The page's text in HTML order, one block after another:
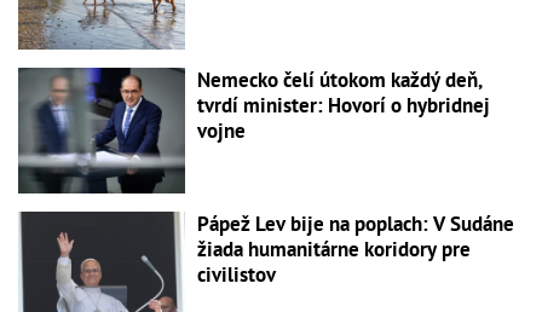
Nemecko čelí útokom každý deň,
tvrdí minister: Hovorí o hybridnej
vojne
Pápež Lev bije na poplach: V Sudáne
žiada humanitárne koridory pre
civilistov